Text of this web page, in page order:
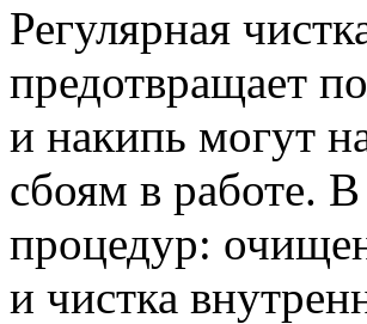
Регулярная
предотвращает
и накипь могут
сбоям в работе.
процедур:
и чистка